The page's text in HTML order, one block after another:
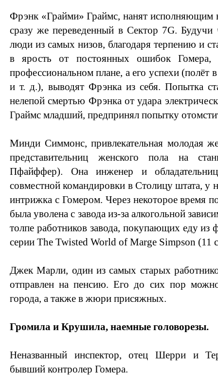
Фрэнк «Грайми» Граймс, нанят исполняющим
сразу же переведенный в Сектор 7G.
люди из самых низов, благодаря терпению и
в ярость от постоянных ошибок
профессиональном плане, а его успехи
и т. д.), выводят Фрэнка из себя. Попытка
нелепой смертью Фрэнка от удара
Граймс младший, предпринял попытку
Минди Симмонс, привлекательная молодая
представительниц женского пола на
Пфайффер). Она инженер и
совместной командировки в Столицу штата, у
интрижка с Гомером. Через некоторое время
была уволена с завода из-за алкогольной
толпе работников завода, покупающих еду из
серии The Twisted World of Marge Simpson (11
Джек Марли, один из самых старых
отправлен на пенсию. Его до сих пор
города, а также в жюри присяжных.
Громила и Крушила, наемные головорезы.
Неназванный инспектор, отец Шерри и
бывший контролер Гомера.